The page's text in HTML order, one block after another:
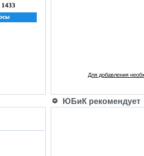
1433
Для добавления
ЮБиК рекомендует